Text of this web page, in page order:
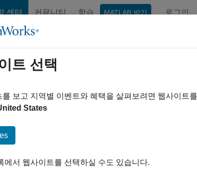
센터 커뮤니티 학습 MATLAB 받기 로그인
데이터, 이벤트 및 메시
입력 및 출력 신호, 이벤트 트리거, 메시
트리거할 수 있습니다. Stateflow에서
자주 보는 항목
트 선택
를 보고 지역별 이벤트와 혜택을 살펴보려면 웹사이트
States
에서 웹사이트를 선택하실 수도 있습니다.